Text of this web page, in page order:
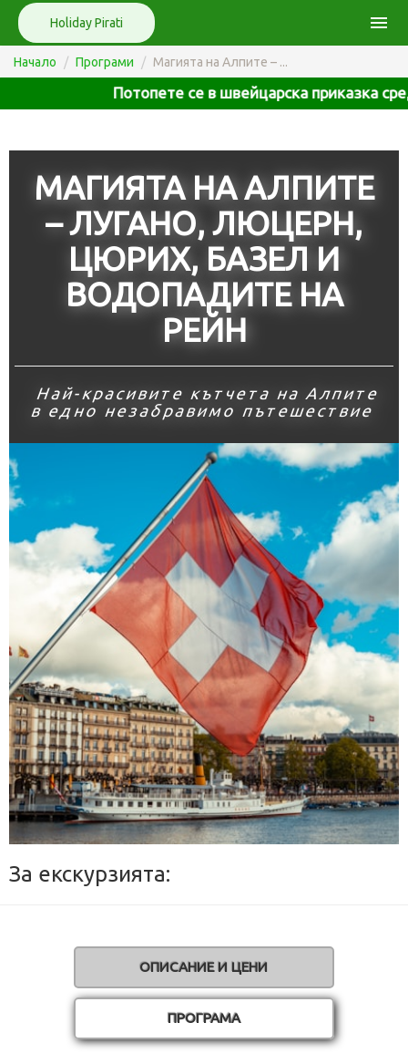
Holiday Pirati menu
Начало Програми Магията на Алпите – ...
Потопете се в швейцарска приказка сред
МАГИЯТА НА АЛПИТЕ
– ЛУГАНО, ЛЮЦЕРН,
ЦЮРИХ, БАЗЕЛ И
ВОДОПАДИТЕ НА
РЕЙН
Най-красивите кътчета на Алпите
в едно незабравимо пътешествие
За екскурзията:
ОПИСАНИЕ И ЦЕНИ
ПРОГРАМА